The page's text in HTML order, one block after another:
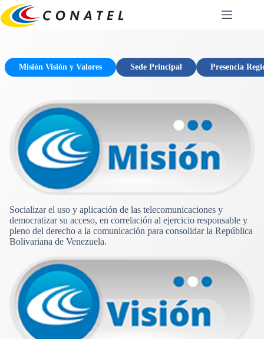
Saltar
al
contenido
Misión Visión y Valores Sede Principal Presencia
Socializar el uso y aplicación de las telecomunicaciones y
democratizar su acceso, en correlación al ejercicio responsable y
pleno del derecho a la comunicación para consolidar la República
Bolivariana de Venezuela.